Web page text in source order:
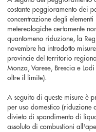
costante peggioramento dei
concentrazione degli
metereologiche certamente
quantomeno riduzione, la
novembre ha introdotto
provincie del territorio
Monza, Varese, Brescia e
oltre il limite).
A seguito di queste misure è
per uso domestico
divieto di spandimento di
assoluto di combustioni